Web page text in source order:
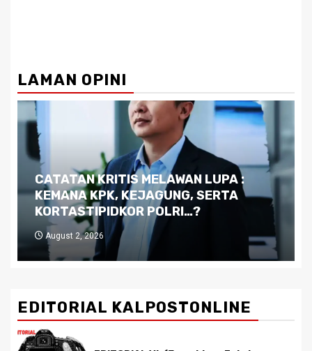
LAMAN OPINI
Dilema Kaltim di Tengah Krisis:
Kutukan Sumber Daya Alam dan
Pemimpin yang Tak Kreatif
July 29, 2026
EDITORIAL KALPOSTONLINE